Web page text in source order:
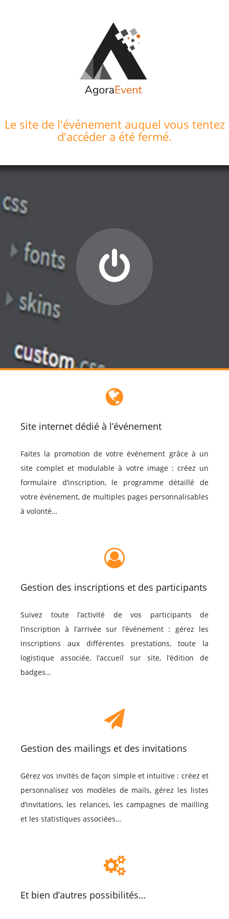
Le site de l'événement auquel vous tentez
d'accéder a été fermé.
Site internet dédié à l’événement
Faites la promotion de votre événement grâce à un
site complet et modulable à votre image : créez un
formulaire d’inscription, le programme détaillé de
votre événement, de multiples pages personnalisables
à volonté…
Gestion des inscriptions et des participants
Suivez toute l’activité de vos participants de
l’inscription à l’arrivée sur l’événement : gérez les
inscriptions aux différentes prestations, toute la
logistique associée, l’accueil sur site, l’édition de
badges…
Gestion des mailings et des invitations
Gérez vos invités de façon simple et intuitive : créez et
personnalisez vos modèles de mails, gérez les listes
d’invitations, les relances, les campagnes de mailling
et les statistiques associées…
Et bien d’autres possibilités…